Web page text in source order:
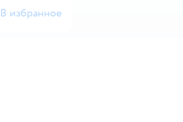
В избранное